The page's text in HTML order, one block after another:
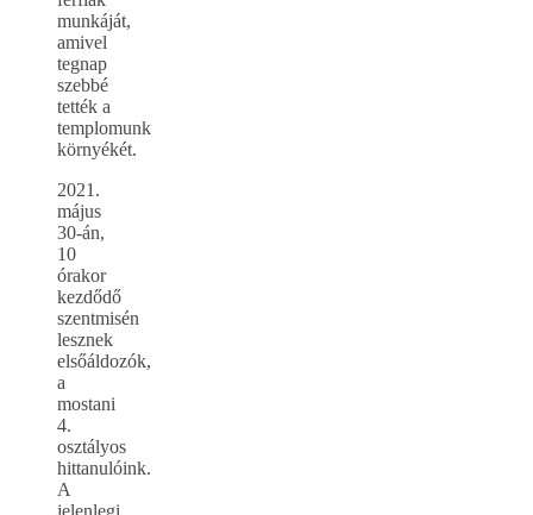
munkáját,
amivel
tegnap
szebbé
tették a
templomunk
környékét.
2021.
május
30-án,
10
órakor
kezdődő
szentmisén
lesznek
elsőáldozók,
a
mostani
4.
osztályos
hittanulóink.
A
jelenlegi